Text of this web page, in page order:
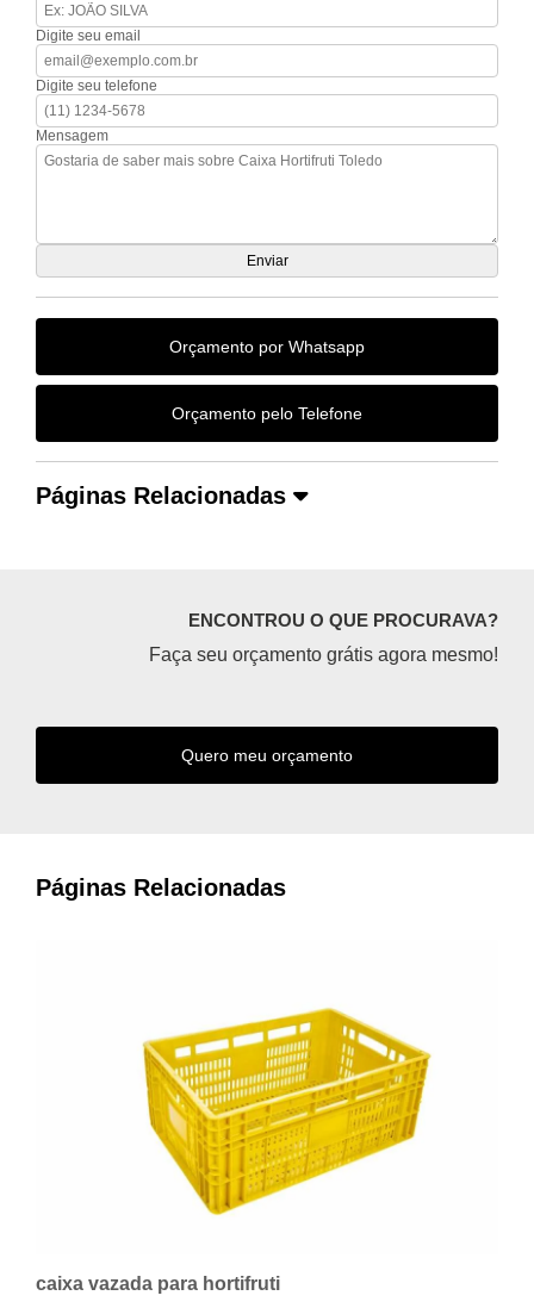
Digite seu email
Digite seu telefone
Mensagem
Orçamento por Whatsapp
Orçamento pelo Telefone
Páginas Relacionadas
ENCONTROU O QUE PROCURAVA?
Faça seu orçamento grátis agora mesmo!
Quero meu orçamento
Páginas Relacionadas
caixa vazada para hortifruti